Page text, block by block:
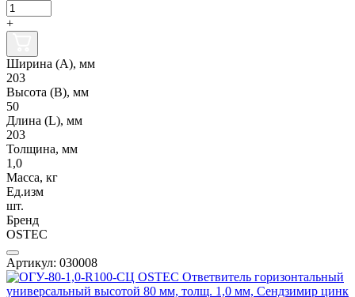
+
Ширина (А), мм
203
Высота (В), мм
50
Длина (L), мм
203
Толщина, мм
1,0
Масса, кг
Ед.изм
шт.
Бренд
OSTEC
Артикул: 030008